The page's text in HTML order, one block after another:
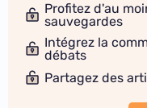
Profitez d'au
sauvegardes
Intégrez la
débats
Partagez des